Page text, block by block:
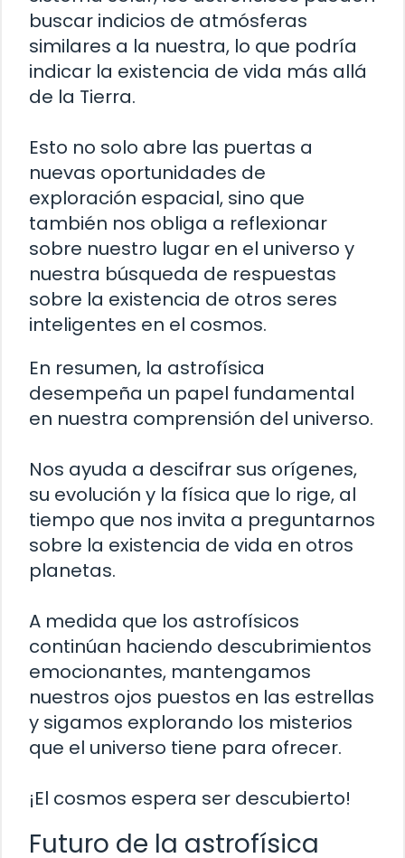
buscar indicios de atmósferas
similares a la nuestra, lo que podría
indicar la existencia de vida más allá
de la Tierra.
Esto no solo abre las puertas a
nuevas oportunidades de
exploración espacial, sino que
también nos obliga a reflexionar
sobre nuestro lugar en el universo y
nuestra búsqueda de respuestas
sobre la existencia de otros seres
inteligentes en el cosmos.
En resumen, la astrofísica
desempeña un papel fundamental
en nuestra comprensión del universo.
Nos ayuda a descifrar sus orígenes,
su evolución y la física que lo rige, al
tiempo que nos invita a preguntarnos
sobre la existencia de vida en otros
planetas.
A medida que los astrofísicos
continúan haciendo descubrimientos
emocionantes, mantengamos
nuestros ojos puestos en las estrellas
y sigamos explorando los misterios
que el universo tiene para ofrecer.
¡El cosmos espera ser descubierto!
Futuro de la astrofísica